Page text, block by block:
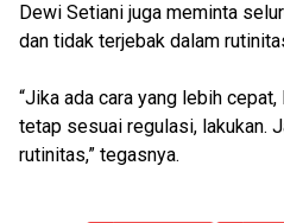
Dewi Setiani juga meminta
dan tidak terjebak dalam
“Jika ada cara yang lebih
tetap sesuai regulasi, lakukan.
rutinitas,” tegasnya.